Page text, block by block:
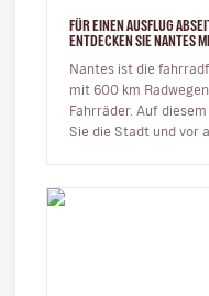
FÜR EINEN AUSFLUG
ENTDECKEN SIE NANTES
Nantes ist die
mit 600 km
Fahrräder. Auf
Sie die Stadt und vor